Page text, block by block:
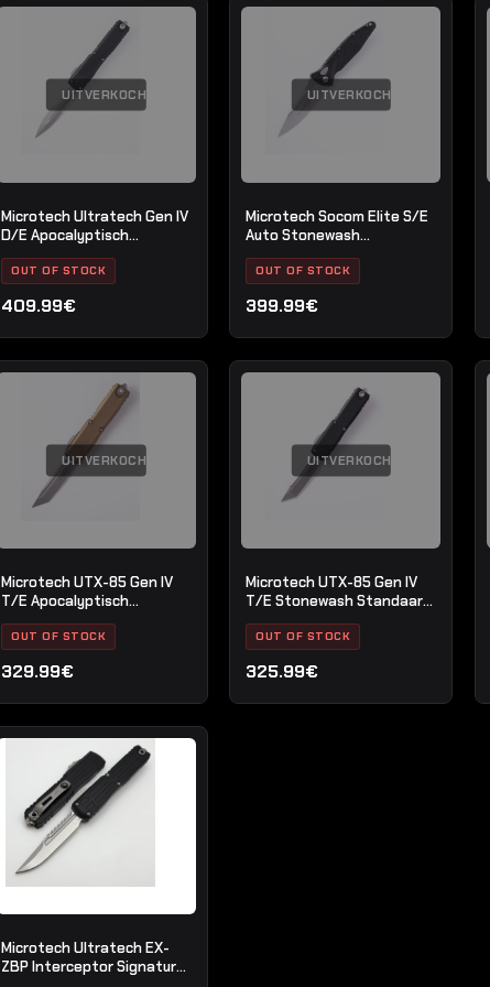
UITVERKOCHT
Microtech Ultratech Gen IV
D/E Apocalyptisch
gedeeltelijk gekarteld
OUT OF STOCK
409.99€
UITVERKOCHT
Microtech Socom Elite S/E
Auto Stonewash
Standaard
OUT OF STOCK
399.99€
UITVERKOCHT
Microtech UTX-85 Gen IV
T/E Apocalyptisch
Standaard Tan
OUT OF STOCK
329.99€
UITVERKOCHT
Microtech UTX-85 Gen IV
T/E Stonewash Standaard
Zwart
OUT OF STOCK
325.99€
Microtech Ultratech EX-
ZBP Interceptor Signature